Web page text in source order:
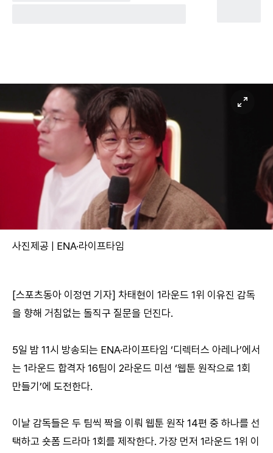
사진제공 | ENA·라이프타임
[스포츠동아 이정연 기자] 차태현이 1라운드 1위 이유진 감독
을 향해 거침없는 돌직구 질문을 던진다.
5일 밤 11시 방송되는 ENA·라이프타임 ‘디렉터스 아레나’에서
는 1라운드 합격자 16팀이 2라운드 미션 ‘웹툰 원작으로 1회
만들기’에 도전한다.
이날 감독들은 두 팀씩 짝을 이뤄 웹툰 원작 14편 중 하나를 선
택하고 숏폼 드라마 1회를 제작한다. 가장 먼저 1라운드 1위 이